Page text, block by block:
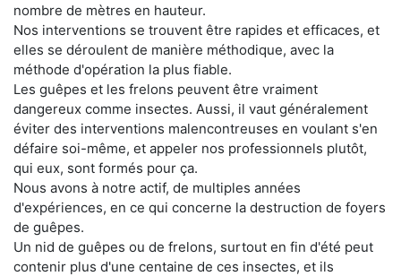
nombre de mètres en hauteur.
Nos interventions se trouvent être rapides et efficaces, et
elles se déroulent de manière méthodique, avec la
méthode d'opération la plus fiable.
Les guêpes et les frelons peuvent être vraiment
dangereux comme insectes. Aussi, il vaut généralement
éviter des interventions malencontreuses en voulant s'en
défaire soi-même, et appeler nos professionnels plutôt,
qui eux, sont formés pour ça.
Nous avons à notre actif, de multiples années
d'expériences, en ce qui concerne la destruction de foyers
de guêpes.
Un nid de guêpes ou de frelons, surtout en fin d'été peut
contenir plus d'une centaine de ces insectes, et ils